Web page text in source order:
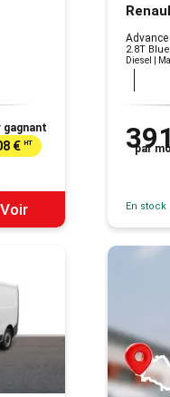
gagnant
€ HT
Voir
2.8T
Diesel |
par
En stock